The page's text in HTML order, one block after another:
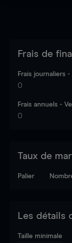
Frais de
Frais journaliers -
0
Frais annuels -
0
Taux de
Palier
Les détails
Taille minimale